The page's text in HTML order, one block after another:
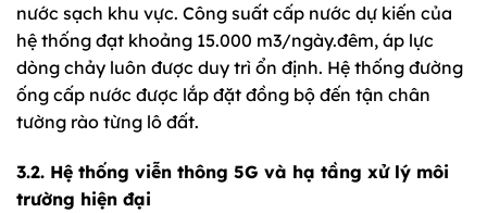
nước sạch khu vực. Công suất cấp nước dự kiến của
hệ thống đạt khoảng 15.000 m3/ngày.đêm, áp lực
dòng chảy luôn được duy trì ổn định. Hệ thống đường
ống cấp nước được lắp đặt đồng bộ đến tận chân
tường rào từng lô đất.
3.2. Hệ thống viễn thông 5G và hạ tầng xử lý môi
trường hiện đại